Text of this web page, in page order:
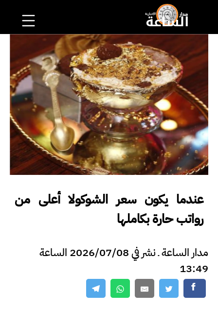
عندما يكون سعر الشوكولا أعلى من
رواتب حارة بكاملها
مدار الساعة ـ نشر في 2026/07/08 الساعة
13:49